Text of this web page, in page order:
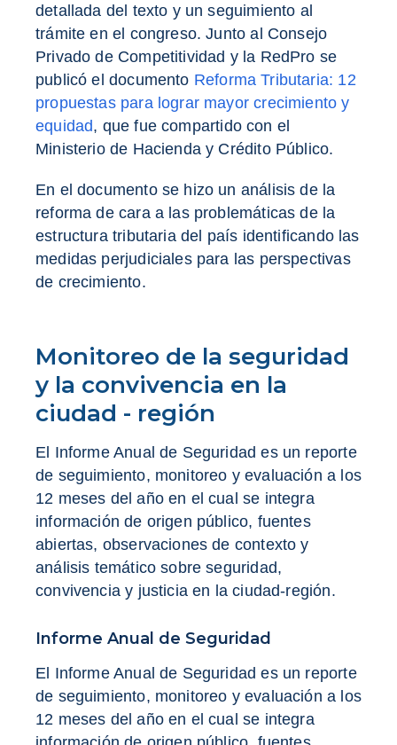
detallada del texto y un seguimiento al
trámite en el congreso. Junto al Consejo
Privado de Competitividad y la RedPro se
publicó el documento Reforma Tributaria: 12
propuestas para lograr mayor crecimiento y
equidad, que fue compartido con el
Ministerio de Hacienda y Crédito Público.
En el documento se hizo un análisis de la
reforma de cara a las problemáticas de la
estructura tributaria del país identificando las
medidas perjudiciales para las perspectivas
de crecimiento.
Monitoreo de la seguridad
y la convivencia en la
ciudad - región
El Informe Anual de Seguridad es un reporte
de seguimiento, monitoreo y evaluación a los
12 meses del año en el cual se integra
información de origen público, fuentes
abiertas, observaciones de contexto y
análisis temático sobre seguridad,
convivencia y justicia en la ciudad-región.
Informe Anual de Seguridad
El Informe Anual de Seguridad es un reporte
de seguimiento, monitoreo y evaluación a los
12 meses del año en el cual se integra